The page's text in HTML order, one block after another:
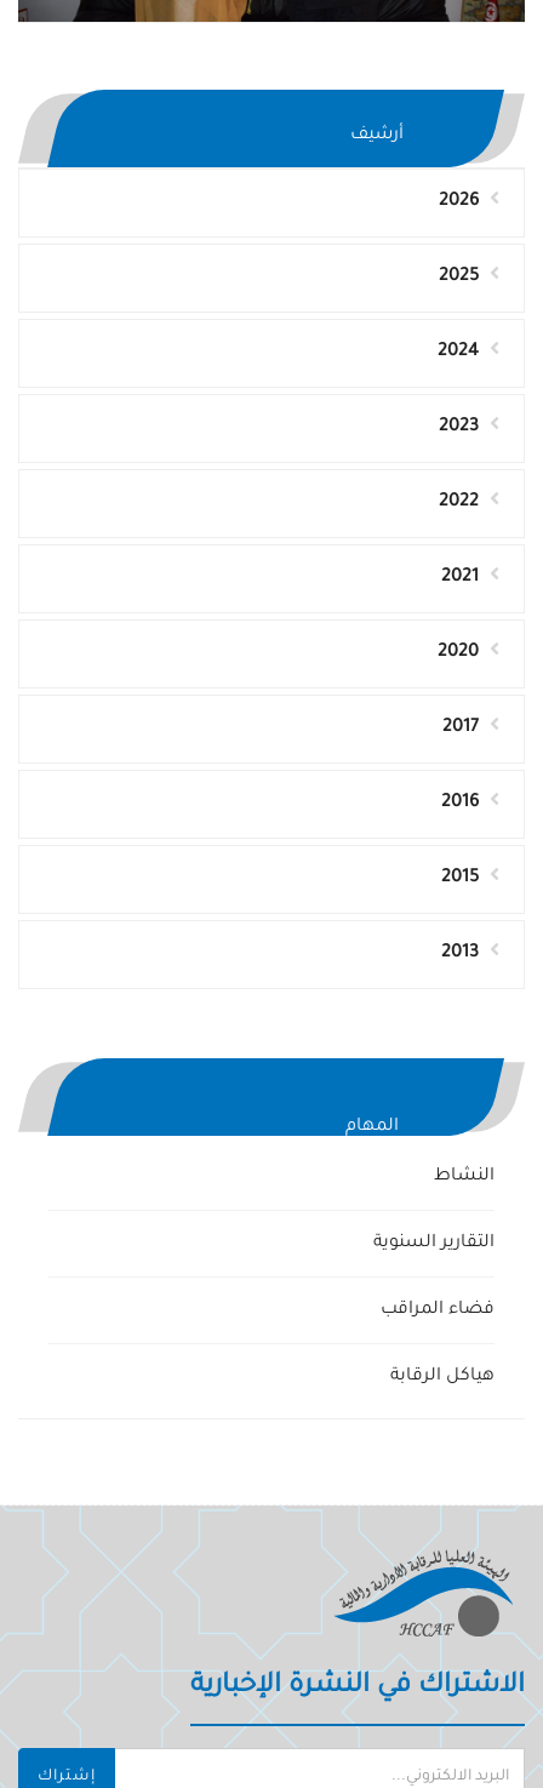
أرشيف
2026
2025
2024
2023
2022
2021
2020
2017
2016
2015
2013
المهام
النشاط
التقارير السنوية
فضاء المراقب
هياكل الرقابة
الاشتراك في النشرة الإخبارية
إشتراك